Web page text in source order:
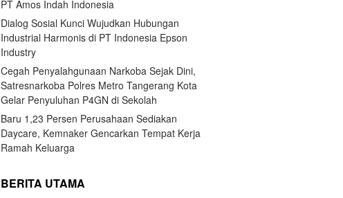
PT Amos Indah Indonesia
Dialog Sosial Kunci Wujudkan Hubungan
Industrial Harmonis di PT Indonesia Epson
Industry
Cegah Penyalahgunaan Narkoba Sejak Dini,
Satresnarkoba Polres Metro Tangerang Kota
Gelar Penyuluhan P4GN di Sekolah
Baru 1,23 Persen Perusahaan Sediakan
Daycare, Kemnaker Gencarkan Tempat Kerja
Ramah Keluarga
BERITA UTAMA